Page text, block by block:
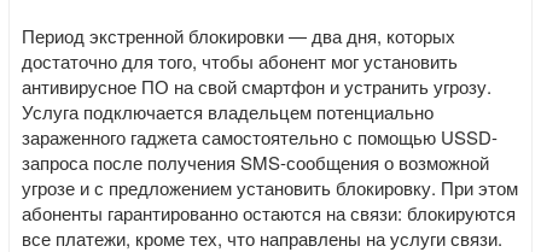
Период экстренной блокировки — два дня, которых
достаточно для того, чтобы абонент мог установить
антивирусное ПО на свой смартфон и устранить угрозу.
Услуга подключается владельцем потенциально
зараженного гаджета самостоятельно с помощью USSD-
запроса после получения SMS-сообщения о возможной
угрозе и с предложением установить блокировку. При этом
абоненты гарантированно остаются на связи: блокируются
все платежи, кроме тех, что направлены на услуги связи.